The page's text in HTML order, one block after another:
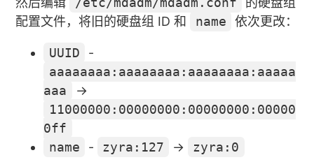
配置文件，将旧的硬盘组 ID 和
name 依次更改：
UUID
-
aaaaaaaa:aaaaaaaa:aaaaaaaa:aaaaa
aaa
→
11000000:00000000:00000000:00000
0ff
name
- zyra:127 → zyra:0